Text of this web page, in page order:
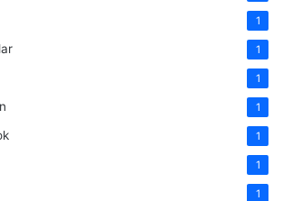
1
1
1
1
1
1
1